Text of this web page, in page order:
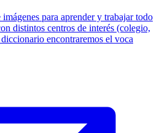
para aprender y trabajar todo
distintos centros de interés (colegio,
encontraremos el voca